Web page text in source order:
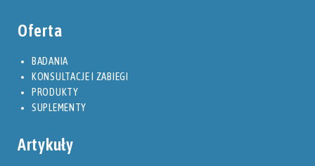
Oferta
BADANIA
KONSULTACJE I ZABIEGI
PRODUKTY
SUPLEMENTY
Artykuły